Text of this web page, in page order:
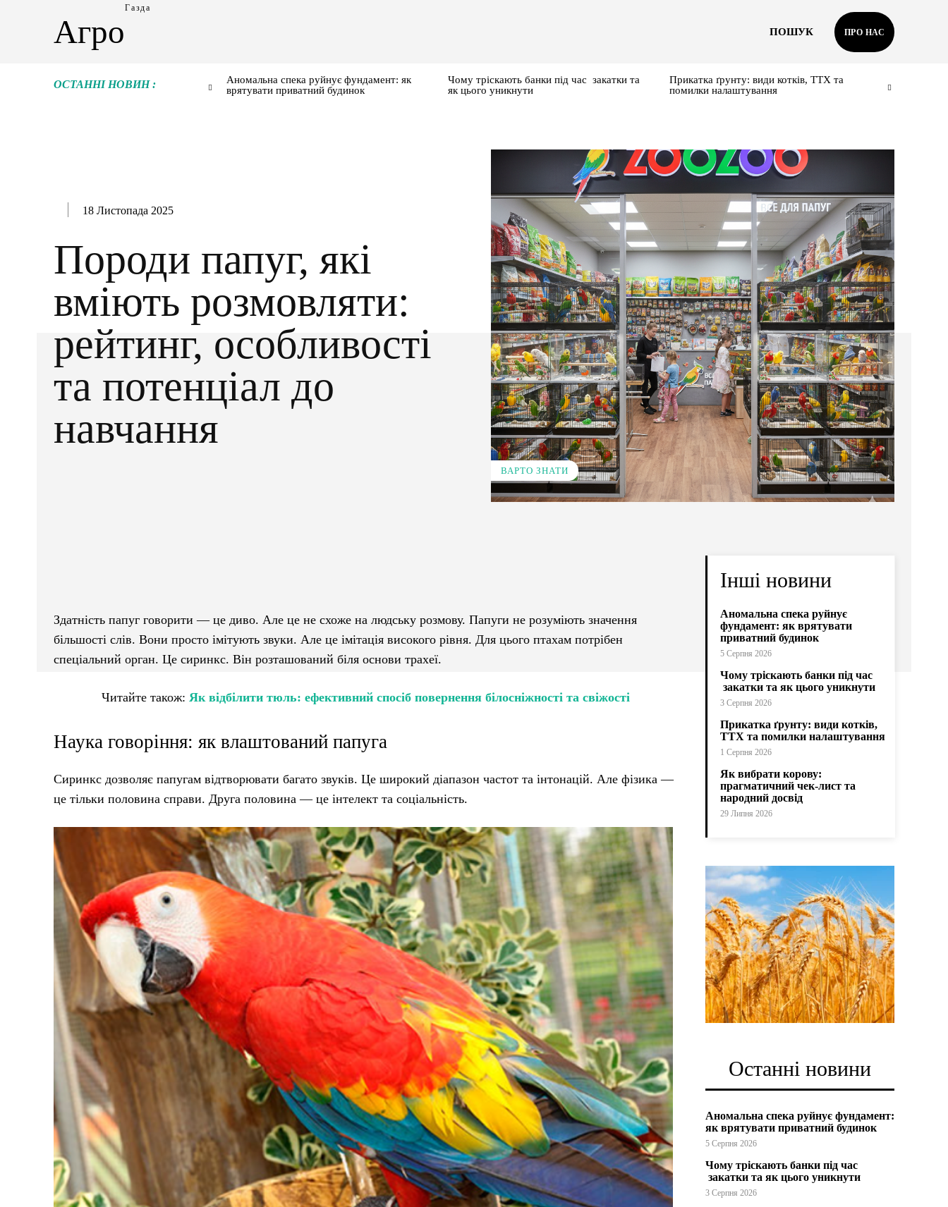
Агро
Газда
ПОШУК ПРО НАС
ОСТАННІ НОВИН :
Аномальна спека руйнує фундамент: як
врятувати приватний будинок
Чому тріскають банки під час закатки та
як цього уникнути
Прикатка ґрунту: види котків, ТТХ та
помилки налаштування
18 Листопада 2025
Породи папуг, які
вміють розмовляти:
рейтинг, особливості
та потенціал до
навчання
ВАРТО ЗНАТИ
Здатність папуг говорити — це диво. Але це не схоже на людську розмову. Папуги не розуміють значення
більшості слів. Вони просто імітують звуки. Але це імітація високого рівня. Для цього птахам потрібен
спеціальний орган. Це сиринкс. Він розташований біля основи трахеї.
Читайте також: Як відбілити тюль: ефективний спосіб повернення білосніжності та свіжості
Наука говоріння: як влаштований папуга
Сиринкс дозволяє папугам відтворювати багато звуків. Це широкий діапазон частот та інтонацій. Але фізика —
це тільки половина справи. Друга половина — це інтелект та соціальність.
Інші новини
Аномальна спека руйнує
фундамент: як врятувати
приватний будинок
5 Серпня 2026
Чому тріскають банки під час
закатки та як цього уникнути
3 Серпня 2026
Прикатка ґрунту: види котків,
ТТХ та помилки налаштування
1 Серпня 2026
Як вибрати корову:
прагматичний чек-лист та
народний досвід
29 Липня 2026
Останні новини
Аномальна спека руйнує фундамент:
як врятувати приватний будинок
5 Серпня 2026
Чому тріскають банки під час
закатки та як цього уникнути
3 Серпня 2026